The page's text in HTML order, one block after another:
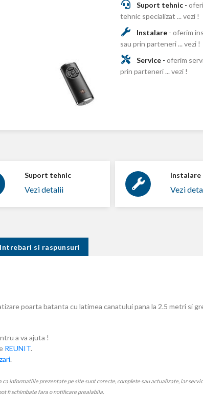
Suport tehnic-
tehnic specializat ... vezi !
Instalare- oferim
sau prin parteneri ... vezi !
Service- oferim
prin parteneri ... vezi !
Suport tehnic
Vezi detalii
Instalare
Vezi
Intrebari si raspunsuri
poarta batanta cu latimea canatului pana la 2.5 metri si
a va ajuta !
REUNIT.
.
ca informatiile prezentate pe site sunt corecte, complete sau actualizate, iar
fi schimbate fara o notificare prealabila.